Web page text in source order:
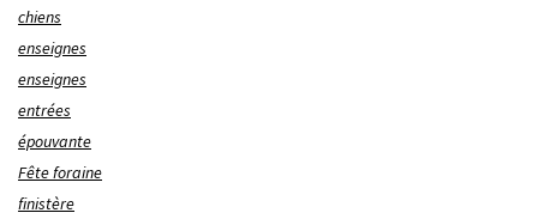
chiens
enseignes
enseignes
entrées
épouvante
Fête foraine
finistère